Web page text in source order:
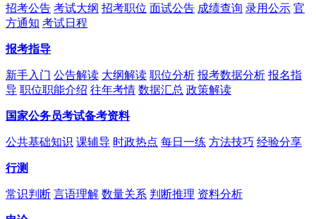
招考公告 考试大纲 招考职位 面试公告 成绩查询 录用公示 官
方通知 考试日程
报考指导
新手入门 公告解读 大纲解读 职位分析 报考数据分析 报名指
导 职位职能介绍 往年考情 数据汇总 政策解读
国家公务员考试备考资料
公共基础知识 课辅导 时政热点 每日一练 方法技巧 经验分享
行测
常识判断 言语理解 数量关系 判断推理 资料分析